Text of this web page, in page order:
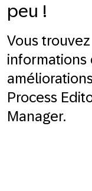
peu !
Vous
informations
Process
Manager.